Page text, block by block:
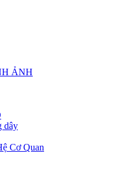
ẢNH
dây
Cơ Quan